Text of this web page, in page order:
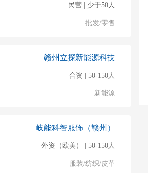
民营 | 少于50人
批发/零售
赣州立探新能源科技
合资 | 50-150人
新能源
岐能科智服饰（赣州）
外资（欧美） | 50-150人
服装/纺织/皮革